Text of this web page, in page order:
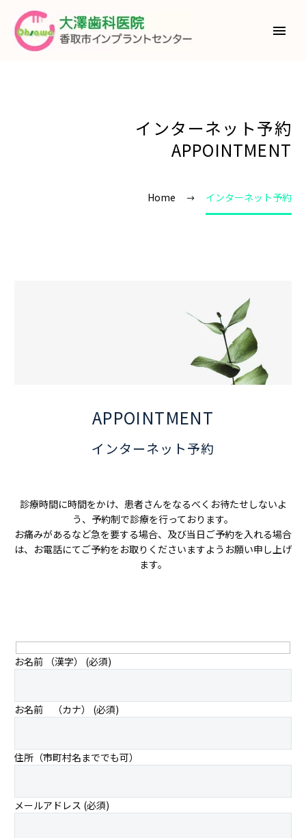
インターネット予約
APPOINTMENT
Home インターネット予約
APPOINTMENT
インターネット予約
診療時間に時間をかけ、患者さんをなるべくお待たせしないよ
う、予約制で診療を行っております。
お痛みがあるなど急を要する場合、及び当日ご予約を入れる場合
は、お電話にてご予約をお取りくださいますようお願い申し上げ
ます。
お名前 （漢字） (必須)
お名前 （カナ） (必須)
住所（市町村名まででも可）
メールアドレス (必須)